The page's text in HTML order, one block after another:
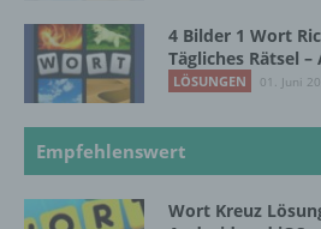
4 Bilder 1 Wort
Tägliches Rätsel
LÖSUNGEN 01. Juni
Empfehlenswert
Wort Kreuz
g) Verantwortlicher oder für
Verantwortlicher
Verantwortlicher ist die
juristische Person,
gemeinsam mit anderen